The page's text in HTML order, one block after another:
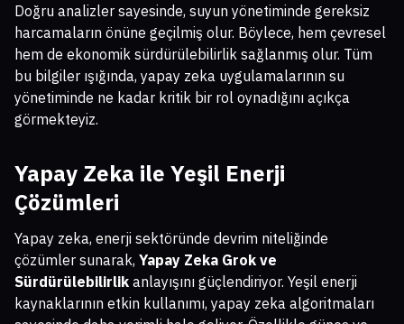
Doğru analizler sayesinde, suyun yönetiminde gereksiz
harcamaların önüne geçilmiş olur. Böylece, hem çevresel
hem de ekonomik sürdürülebilirlik sağlanmış olur. Tüm
bu bilgiler ışığında, yapay zeka uygulamalarının su
yönetiminde ne kadar kritik bir rol oynadığını açıkça
görmekteyiz.
Yapay Zeka ile Yeşil Enerji
Çözümleri
Yapay zeka, enerji sektöründe devrim niteliğinde
çözümler sunarak, Yapay Zeka Grok ve
Sürdürülebilirlik anlayışını güçlendiriyor. Yeşil enerji
kaynaklarının etkin kullanımı, yapay zeka algoritmaları